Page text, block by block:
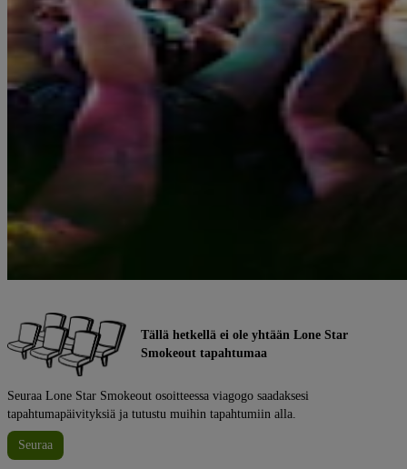
Tällä hetkellä ei ole yhtään Lone Star
Smokeout tapahtumaa
Seuraa Lone Star Smokeout osoitteessa viagogo saadaksesi
tapahtumapäivityksiä ja tutustu muihin tapahtumiin alla.
Seuraa